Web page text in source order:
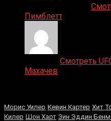
Пимблетт
Смотреть
Махачев
Морис Уилер Кевин Картер Хит
Килер Шон Харт Зин Эддин